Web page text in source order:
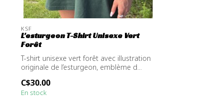
KSF
L'esturgeon T-Shirt Unisexe Vert
Forêt
T-shirt unisexe vert forêt avec illustration
originale de l’esturgeon, emblème d...
C$30.00
En stock